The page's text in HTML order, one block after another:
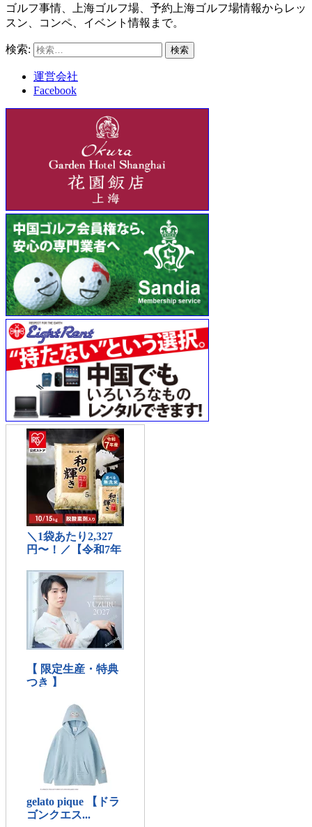
ゴルフ事情、上海ゴルフ場、予約上海ゴルフ場情報からレッ
スン、コンペ、イベント情報まで。
検索:
運営会社
Facebook